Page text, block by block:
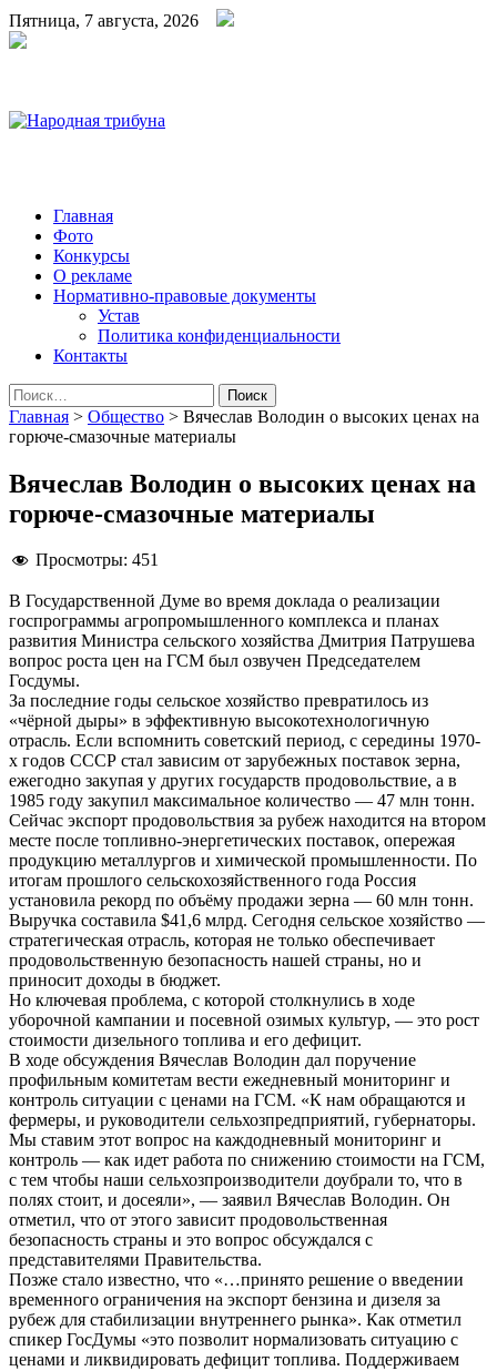
Пятница, 7 августа, 2026
Народная трибуна
Калининская районная газета
Главная
Фото
Конкурсы
О рекламе
Нормативно-правовые документы
Устав
Политика конфиденциальности
Контакты
Найти:
Главная > Общество > Вячеслав Володин о высоких ценах на
горюче-смазочные материалы
Вячеслав Володин о высоких ценах на
горюче-смазочные материалы
Просмотры: 451
В Государственной Думе во время доклада о реализации
госпрограммы агропромышленного комплекса и планах
развития Министра сельского хозяйства Дмитрия Патрушева
вопрос роста цен на ГСМ был озвучен Председателем
Госдумы.
За последние годы сельское хозяйство превратилось из
«чёрной дыры» в эффективную высокотехнологичную
отрасль. Если вспомнить советский период, с середины 1970-
х годов СССР стал зависим от зарубежных поставок зерна,
ежегодно закупая у других государств продовольствие, а в
1985 году закупил максимальное количество — 47 млн тонн.
Сейчас экспорт продовольствия за рубеж находится на втором
месте после топливно-энергетических поставок, опережая
продукцию металлургов и химической промышленности. По
итогам прошлого сельскохозяйственного года Россия
установила рекорд по объёму продажи зерна — 60 млн тонн.
Выручка составила $41,6 млрд. Сегодня сельское хозяйство —
стратегическая отрасль, которая не только обеспечивает
продовольственную безопасность нашей страны, но и
приносит доходы в бюджет.
Но ключевая проблема, с которой столкнулись в ходе
уборочной кампании и посевной озимых культур, — это рост
стоимости дизельного топлива и его дефицит.
В ходе обсуждения Вячеслав Володин дал поручение
профильным комитетам вести ежедневный мониторинг и
контроль ситуации с ценами на ГСМ. «К нам обращаются и
фермеры, и руководители сельхозпредприятий, губернаторы.
Мы ставим этот вопрос на каждодневный мониторинг и
контроль — как идет работа по снижению стоимости на ГСМ,
с тем чтобы наши сельхозпроизводители доубрали то, что в
полях стоит, и досеяли», — заявил Вячеслав Володин. Он
отметил, что от этого зависит продовольственная
безопасность страны и это вопрос обсуждался с
представителями Правительства.
Позже стало известно, что «…принято решение о введении
временного ограничения на экспорт бензина и дизеля за
рубеж для стабилизации внутреннего рынка». Как отметил
спикер ГосДумы «это позволит нормализовать ситуацию с
ценами и ликвидировать дефицит топлива. Поддерживаем